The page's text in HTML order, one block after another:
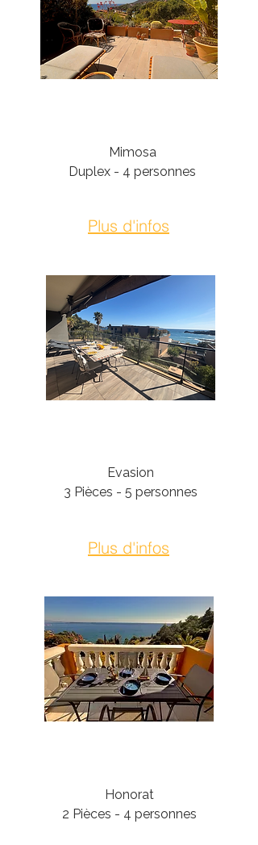
Mimosa
Duplex - 4 personnes
Plus d'infos
Evasion
3 Pièces - 5 personnes
Plus d'infos
Honorat
2 Pièces - 4 personnes